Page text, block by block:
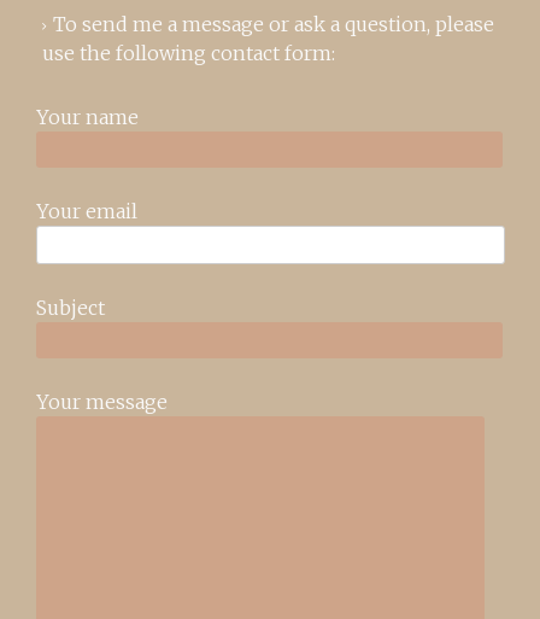
To send me a message or ask a question, please
use the following contact form:
Your name
Your email
Subject
Your message